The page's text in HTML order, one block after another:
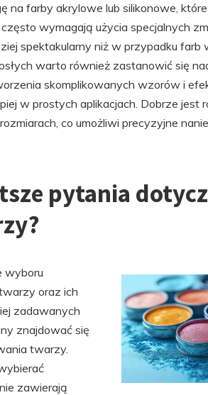
farby akrylowe lub silikonowe,
wymagają użycia specjalnych
spektakularny niż w przypadku
warto również zastanowić się
skomplikowanych wzorów i
w prostych aplikacjach. Dobrze
co umożliwi precyzyjne
pytania
wyboru
oraz ich
zadawanych
znajdować się
twarzy.
zawierają